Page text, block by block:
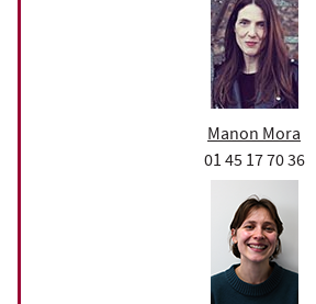
Manon Mora
01 45 17 70 36